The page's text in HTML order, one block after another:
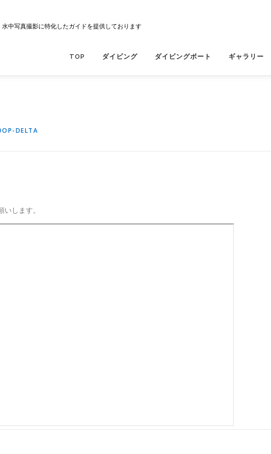
中写真撮影に特化したガイドを提供しております
TOP ダイビング ダイビングボート ギャラリー
DELTA
します。